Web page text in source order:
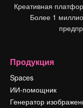
Креативная
Более 1
Продукция
Spaces
ИИ-помощник
Генератор